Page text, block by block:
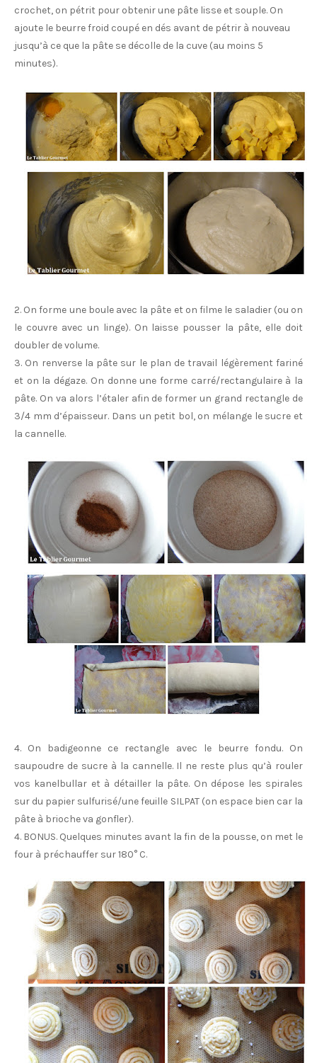
crochet, on pétrit pour obtenir une pâte lisse et souple. On
ajoute le beurre froid coupé en dés avant de pétrir à nouveau
jusqu’à ce que la pâte se décolle de la cuve (au moins 5
minutes).
2. On forme une boule avec la pâte et on filme le saladier (ou on
le couvre avec un linge). On laisse pousser la pâte, elle doit
doubler de volume.
3. On renverse la pâte sur le plan de travail légèrement fariné
et on la dégaze. On donne une forme carré/rectangulaire à la
pâte. On va alors l’étaler afin de former un grand rectangle de
3/4 mm d’épaisseur. Dans un petit bol, on mélange le sucre et
la cannelle.
4. On badigeonne ce rectangle avec le beurre fondu. On
saupoudre de sucre à la cannelle. Il ne reste plus qu’à rouler
vos kanelbullar et à détailler la pâte. On dépose les spirales
sur du papier sulfurisé/une feuille SILPAT (on espace bien car la
pâte à brioche va gonfler).
4. BONUS. Quelques minutes avant la fin de la pousse, on met le
four à préchauffer sur 180° C.